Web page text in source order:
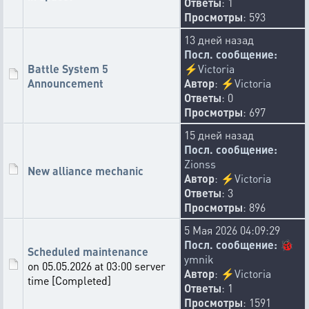
Fixed the increase in points for the "Businessman" award
level.
makaralex92
Removed the x10 bonus to Queen capacity when infected.
👎47 🐑4 😂4 ♿ 🫎2 😏 🐒
🐞ymnik
Fixed the ability to send a fleet to destroy an asteroid without
an owner (Уничтожение астероидов )
👍7 🏳️‍🌈2 🧆
Просмотры: 593
Battle System 5
Announcement
13 дней назад
Посл. сообщение:
⚡Victoria
Автор: ⚡Victoria
Ответы: 0
Просмотры: 697
New alliance mechanic
15 дней назад
Посл. сообщение:
Zionss
Автор: ⚡Victoria
Ответы: 3
Просмотры: 896
Scheduled maintenance
on 05.05.2026 at 03:00 server
time [Completed]
5 Мая 2026 04:09:29
Посл. сообщение: 🐞
ymnik
Автор: ⚡Victoria
Ответы: 1
Просмотры: 1591